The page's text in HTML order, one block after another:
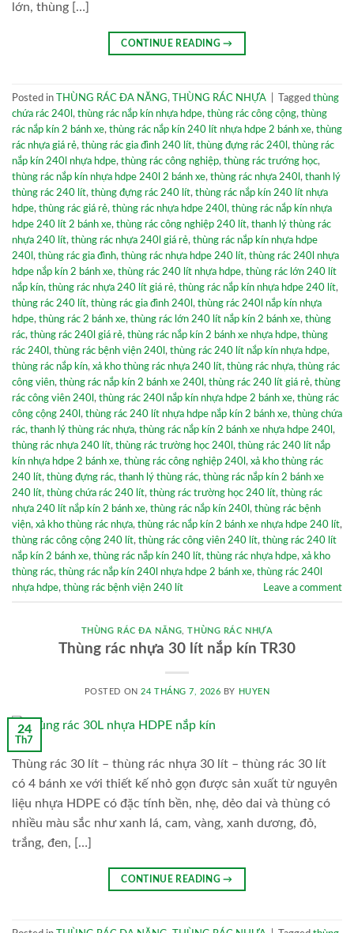
lớn, thùng […]
CONTINUE READING→
Posted in THÙNG RÁC ĐA NĂNG, THÙNG RÁC NHỰA Tagged thùng
chứa rác 240l , thùng rác nắp kín nhựa hdpe, thùng rác công cộng, thùng
rác nắp kín 2 bánh xe, thùng rác nắp kín 240 lít nhựa hdpe 2 bánh xe, thùng
rác nhựa giá rẻ, thùng rác gia đình 240 lít, thùng đựng rác 240l , thùng rác
nắp kín 240l nhựa hdpe, thùng rác công nghiệp, thùng rác trướng học,
thùng rác nắp kín nhựa hdpe 240l 2 bánh xe, thùng rác nhựa 240l , thanh lý
thùng rác 240 lít, thùng đựng rác 240 lít, thùng rác nắp kín 240 lít nhựa
hdpe, thùng rác giá rẻ, thùng rác nhựa hdpe 240l , thùng rác nắp kín nhựa
hdpe 240 lít 2 bánh xe, thùng rác công nghiệp 240 lít, thanh lý thùng rác
nhựa 240 lít, thùng rác nhựa 240l giá rẻ, thùng rác nắp kín nhựa hdpe
240l , thùng rác gia đình, thùng rác nhựa hdpe 240 lít, thùng rác 240l nhựa
hdpe nắp kín 2 bánh xe, thùng rác 240 lít nhựa hdpe, thùng rác lớn 240 lít
nắp kín, thùng rác nhựa 240 lít giá rẻ, thùng rác nắp kín nhựa hdpe 240 lít,
thùng rác 240 lít, thùng rác gia đình 240l , thùng rác 240l nắp kín nhựa
hdpe, thùng rác 2 bánh xe, thùng rác lớn 240 lít nắp kín 2 bánh xe, thùng
rác, thùng rác 240l giá rẻ, thùng rác nắp kín 2 bánh xe nhựa hdpe, thùng
rác 240l , thùng rác bệnh viện 240l , thùng rác 240 lít nắp kín nhựa hdpe,
thùng rác nắp kín, xả kho thùng rác nhựa 240 lít, thùng rác nhựa, thùng rác
công viên, thùng rác nắp kín 2 bánh xe 240l , thùng rác 240 lít giá rẻ, thùng
rác công viên 240l , thùng rác 240l nắp kín nhựa hdpe 2 bánh xe, thùng rác
công cộng 240l , thùng rác 240 lít nhựa hdpe nắp kín 2 bánh xe, thùng chứa
rác, thanh lý thùng rác nhựa, thùng rác nắp kín 2 bánh xe nhựa hdpe 240l ,
thùng rác nhựa 240 lít, thùng rác trường học 240l , thùng rác 240 lít nắp
kín nhựa hdpe 2 bánh xe, thùng rác công nghiệp 240l , xả kho thùng rác
240 lít, thùng đựng rác, thanh lý thùng rác, thùng rác nắp kín 2 bánh xe
240 lít, thùng chứa rác 240 lít, thùng rác trường học 240 lít, thùng rác
nhựa 240 lít nắp kín 2 bánh xe, thùng rác nắp kín 240l , thùng rác bệnh
viện, xả kho thùng rác nhựa, thùng rác nắp kín 2 bánh xe nhựa hdpe 240 lít,
thùng rác công cộng 240 lít, thùng rác công viên 240 lít, thùng rác 240 lít
nắp kín 2 bánh xe, thùng rác nắp kín 240 lít, thùng rác nhựa hdpe, xả kho
thùng rác, thùng rác nắp kín 240l nhựa hdpe 2 bánh xe, thùng rác 240l
nhựa hdpe, thùng rác bệnh viện 240 lít Leave a comment
THÙNG RÁC ĐA NĂNG,THÙNG RÁC NHỰA
Thùng rác nhựa 30 lít nắp kín TR30
POSTED ON24 THÁNG 7, 2026 BY HUYEN
24
Th7
Thùng rác 30 lít – thùng rác nhựa 30 lít – thùng rác 30 lít
có 4 bánh xe với thiết kế nhỏ gọn được sản xuất từ nguyên
liệu nhựa HDPE có đặc tính bền, nhẹ, dẻo dai và thùng có
nhiều màu sắc như xanh lá, cam, vàng, xanh dương, đỏ,
trắng, đen, […]
CONTINUE READING→